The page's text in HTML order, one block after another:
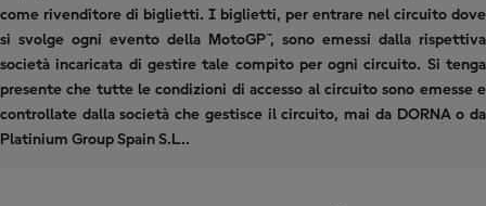
come rivenditore di biglietti. I biglietti, per entrare nel circuito dove
si svolge ogni evento della MotoGP™, sono emessi dalla rispettiva
società incaricata di gestire tale compito per ogni circuito. Si tenga
presente che tutte le condizioni di accesso al circuito sono emesse e
controllate dalla società che gestisce il circuito, mai da DORNA o da
Platinium Group Spain S.L..